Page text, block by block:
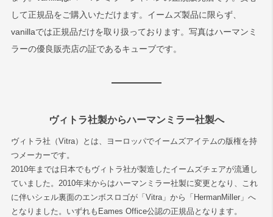
して正規品をご購入いただけます。イームズ製品に限らず、
vanillaでは正規品だけを取り扱っております。写真はハーマンミ
ラーの優良販売店の証であるキューブです。
ヴィトラ社製からハーマンミラー社製へ
ヴィトラ社（Vitra）とは、ヨーロッパでイームズアイテムの版権を持
つメーカーです。
2010年までは日本でもヴィトラ社が製造したイームズチェアが流通し
ていました。2010年末からはハーマンミラー社製に変更となり、これ
に伴いシェル裏面のエンボスロゴが「Vitra」から「HermanMiller」へ
となりました。いずれもEames Office公認の正規品となります。